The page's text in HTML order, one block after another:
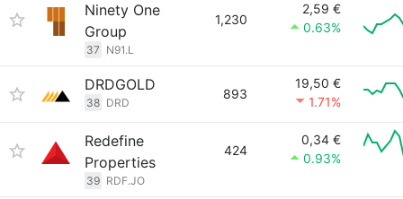
Ninety One
Group
37 N91.L
1,230
2,59 €
0.63%
DRDGOLD
38 DRD
893
19,50 €
1.71%
Redefine
Properties
39 RDF.JO
424
0,34 €
0.93%